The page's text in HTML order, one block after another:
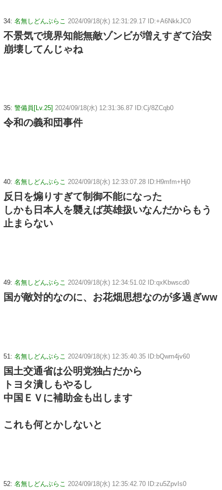
34: 名無しどんぶらこ 2024/09/18(水) 12:31:29.17 ID:+A6NkkJC0
不景気で境界知能無敵ゾンビが増えすぎて治安
崩壊してんじゃね
35: 警備員[Lv.25] 2024/09/18(水) 12:31:36.87 ID:Cj/8ZCqb0
令和の義和団事件
40: 名無しどんぶらこ 2024/09/18(水) 12:33:07.28 ID:H9mfm+Hj0
反日を煽りすぎて制御不能になった
しかも日本人を襲えば英雄扱いなんだからもう
止まらない
49: 名無しどんぶらこ 2024/09/18(水) 12:34:51.02 ID:qxKbwscd0
国が敵対的なのに、お花畑思想なのが多過ぎww
51: 名無しどんぶらこ 2024/09/18(水) 12:35:40.35 ID:bQwm4jv60
国土交通省は公明党独占だから
トヨタ潰しもやるし
中国ＥＶに補助金も出します
これも何とかしないと
52: 名無しどんぶらこ 2024/09/18(水) 12:35:42.70 ID:zu5ZpvIs0